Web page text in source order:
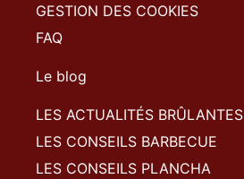
GESTION DES COOKIES
FAQ
Le blog
LES ACTUALITÉS BRÛLANTES
LES CONSEILS BARBECUE
LES CONSEILS PLANCHA